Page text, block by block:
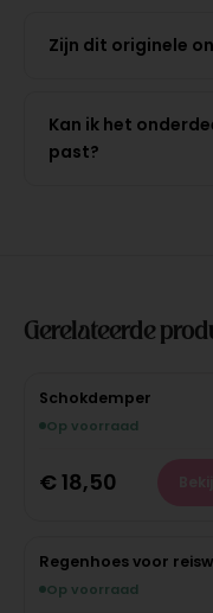
Zijn dit originele
Kan ik het
past?
Gerelateerde
Schokdemper
Op voorraad
€ 18,50
Regenhoes voor
Op voorraad